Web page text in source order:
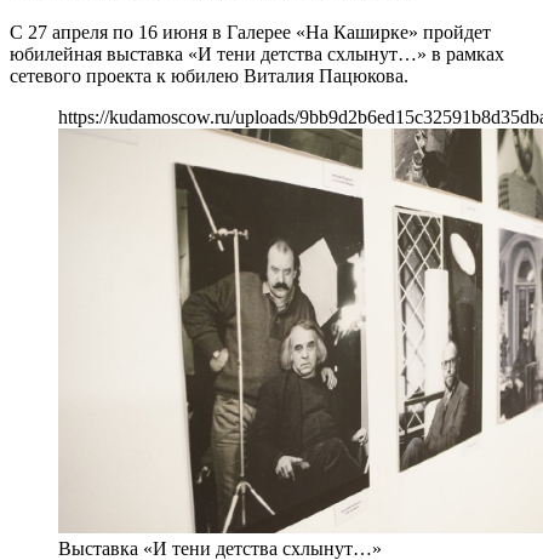
С 27 апреля по 16 июня в Галерее «На Каширке» пройдет
юбилейная выставка «И тени детства схлынут…» в рамках
сетевого проекта к юбилею Виталия Пацюкова.
https://kudamoscow.ru/uploads/
Выставка «И тени детства схлынут…»